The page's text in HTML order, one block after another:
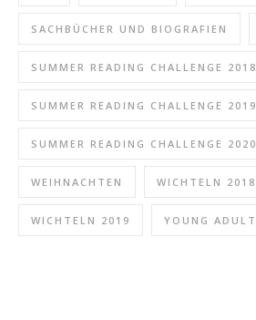
SACHBÜCHER UND BIOGRAFIEN
SUMMER READING CHALLENGE 2018
SUMMER READING CHALLENGE 2019
SUMMER READING CHALLENGE 2020
WEIHNACHTEN WICHTELN 2018
WICHTELN 2019 YOUNG ADULT